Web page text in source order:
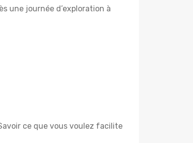
une journée d’exploration à
ce que vous voulez facilite